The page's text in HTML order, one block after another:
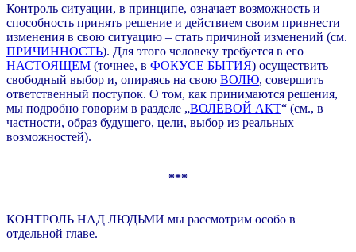
Контроль ситуации, в принципе, означает возможность и
способность принять решение и действием своим привнести
изменения в свою ситуацию – стать причиной изменений (см.
ПРИЧИННОСТЬ). Для этого человеку требуется в его
НАСТОЯЩЕМ (точнее, в ФОКУСЕ БЫТИЯ) осуществить
свободный выбор и, опираясь на свою ВОЛЮ, совершить
ответственный поступок. О том, как принимаются решения,
мы подробно говорим в разделе „ВОЛЕВОЙ АКТ“ (см., в
частности, образ будущего, цели, выбор из реальных
возможностей).
***
КОНТРОЛЬ НАД ЛЮДЬМИ мы рассмотрим особо в
отдельной главе.